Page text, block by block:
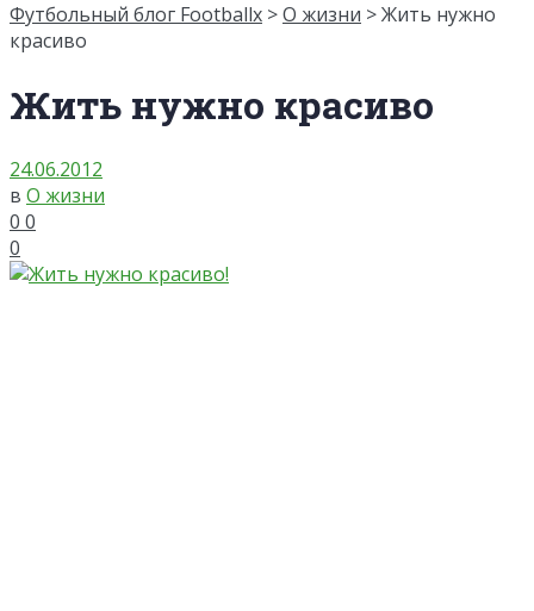
Футбольный блог Footballx >О жизни > Жить нужно
красиво
Жить нужно красиво
24.06.2012
в О жизни
0 0
0